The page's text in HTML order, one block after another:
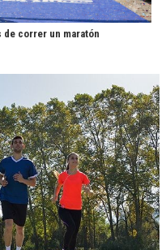
de correr un maratón